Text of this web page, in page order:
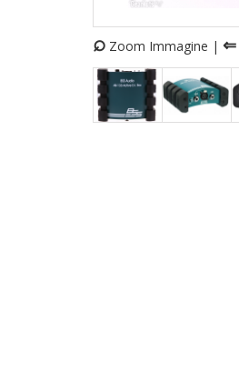
⌕ Zoom Immagine | ⇐